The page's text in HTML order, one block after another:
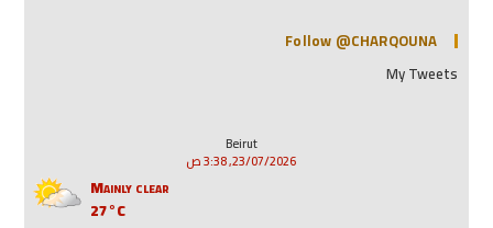
Follow @CHARQOUNA
My Tweets
Beirut
23/07/2026, 3:38 ص
Mainly clear
27°C